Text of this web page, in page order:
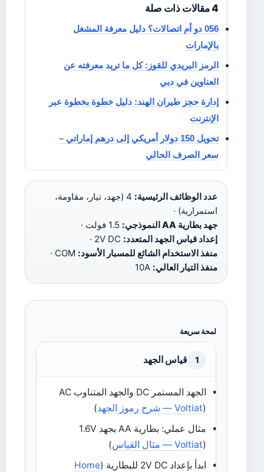
4 مقالات ذات صلة
056 دو أم اتصالات؟ دليل معرفة المشغل
بالإمارات
الرمز البريدي للقوز: كل ما تريد معرفته عن
العناوين في دبي
إدارة حجز طيران الهند: دليل خطوة بخطوة عبر
الإنترنت
تحويل 150 دولار أمريكي إلى درهم إماراتي –
سعر الصرف الحالي
عدد الوظائف الرئيسية:
4 (جهد، تيار، مقاومة،
استمرارية) ·
جهد بطارية AA النموذجي:
إعداد قياس الجهد المتعدد:
منفذ الاستخدام الشائع للمسبار الأسود:
منفذ التيار العالي:
لمحة سريعة
1 قياس الجهد
الجهد المستمر DC والجهد المتناوب AC
(Voltiat — شرح رموز الجهد
)
مثال عملي: بطارية AA بجهد 1.6V
(Voltiat — مثال القياس
)
ابدأ بإعداد 2V DC للبطارية (
Home